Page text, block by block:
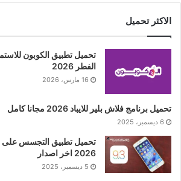
الاكثر تحميل
تحميل تطبيق الكوبون
الفطر 2026
16 مارس، 2026
تحميل برنامج فلاش بلير للايباد 2026 مجانا كامل
6 ديسمبر، 2025
تحميل تطبيق التجسس على
2026 اخر اصدار
5 ديسمبر، 2025